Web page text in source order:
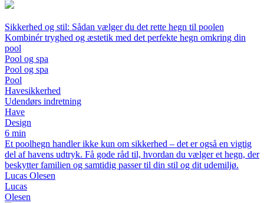
Sikkerhed og stil: Sådan vælger du det rette hegn til poolen
Kombinér tryghed og æstetik med det perfekte hegn omkring din
pool
Pool og spa
Pool og spa
Pool
Havesikkerhed
Udendørs indretning
Have
Design
6 min
Et poolhegn handler ikke kun om sikkerhed – det er også en vigtig
del af havens udtryk. Få gode råd til, hvordan du vælger et hegn, der
beskytter familien og samtidig passer til din stil og dit udemiljø.
Lucas Olesen
Lucas
Olesen